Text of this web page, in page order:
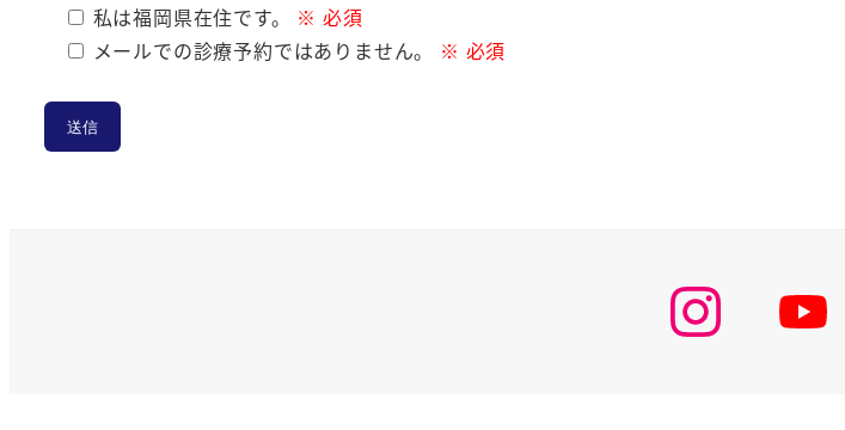
私は福岡県在住です。
※ 必須
メールでの診療予約ではありません。
※ 必須